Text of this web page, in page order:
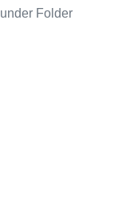
Folder